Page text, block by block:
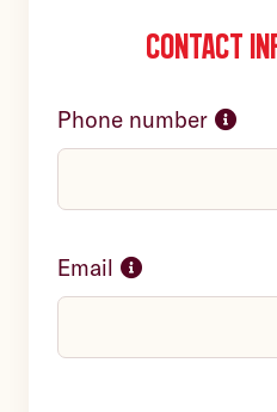
Contact
Phone number
Email